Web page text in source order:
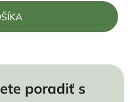
poradiť s